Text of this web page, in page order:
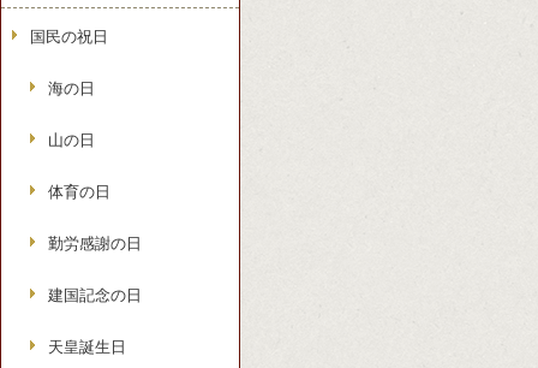
国民の祝日
海の日
山の日
体育の日
勤労感謝の日
建国記念の日
天皇誕生日